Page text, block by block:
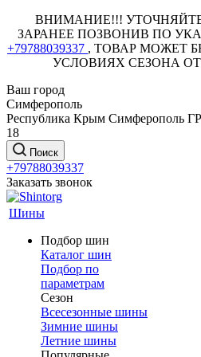
ВНИМАНИЕ!!!
ЗАРАНЕЕ ПОЗВОНИВ ПО
+79788039337 , ТОВАР МОЖЕТ
УСЛОВИЯХ СЕЗОНА
Ваш город
Симферополь
Республика Крым Симферополь
18
Поиск
+79788039337
Заказать звонок
Шины
Подбор шин
Каталог шин
Подбор по
параметрам
Сезон
Всесезонные шины
Зимние шины
Летние шины